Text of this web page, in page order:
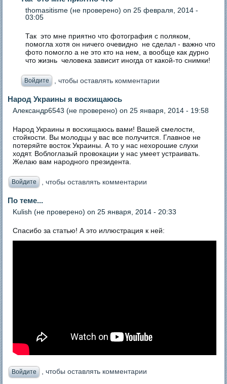
thomasitisme (не проверено) on 25 февраля, 2014 -
03:05
Так это мне приятно что фотография с поляком,
помогла хотя он ничего очевидно не сделал - важно что
фото помогло а не это кто на нем, а вообще как дурно
что жизнь человека зависит иногда от какой-то снимки!
Войдите , чтобы оставлять комментарии
Народ Украины я восхищаюсь
Александр6543 (не проверено) on 25 января, 2014 - 19:58
Народ Украины я восхищаюсь вами! Вашей смелости,
стойкости. Вы молодцы у вас все получится. Главное не
потеряйте восток Украины. А то у нас нехорошие слухи
ходят. Воблоглазый провокации у нас умеет устраивать.
Желаю вам народного президента.
Войдите , чтобы оставлять комментарии
По теме...
Kulish (не проверено) on 25 января, 2014 - 20:33
Спасибо за статью! А это иллюстрация к ней:
Войдите , чтобы оставлять комментарии